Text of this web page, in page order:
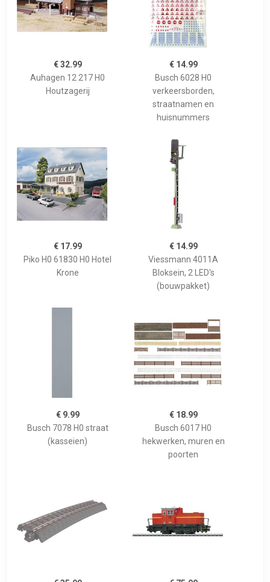
€ 32.99
Auhagen 12 217 H0
Houtzagerij
€ 14.99
Busch 6028 H0
verkeersborden,
straatnamen en
huisnummers
€ 17.99
Piko H0 61830 H0 Hotel
Krone
€ 14.99
Viessmann 4011A
Bloksein, 2 LED's
(bouwpakket)
€ 9.99
Busch 7078 H0 straat
(kasseien)
€ 18.99
Busch 6017 H0
hekwerken, muren en
poorten